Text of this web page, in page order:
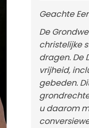
Geachte
De
christelijke
dragen. De
vrijheid,
gebeden.
u daarom